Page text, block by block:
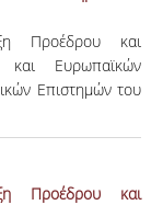
Προέδρου και
και Ευρωπαϊκών
Επιστημών του
Προέδρου και